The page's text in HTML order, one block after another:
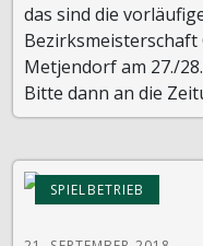
das sind die
Bezirksmeisterschaft
Metjendorf am 27./
Bitte dann an die
SPIELBETRIEB